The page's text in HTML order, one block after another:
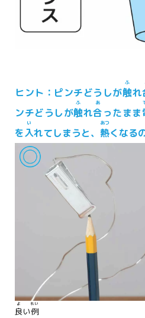
ヒント：ピンチどうしが触
ふ
れ
ンチどうしが触
ふ
れ合
あ
ったまま
を入
い
れてしまうと、 熱
あつ
くなる
良
よ
い例
れい